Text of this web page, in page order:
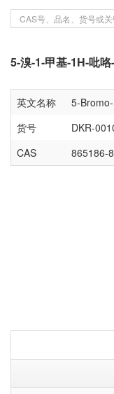
5-溴-1-甲基-1H-吡
英文名称
5-
货号
DKR-
CAS 865186-